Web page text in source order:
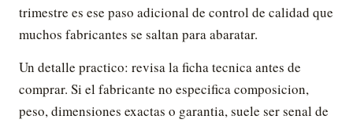
trimestre es ese paso adicional de control de calidad que
muchos fabricantes se saltan para abaratar.
Un detalle practico: revisa la ficha tecnica antes de
comprar. Si el fabricante no especifica composicion,
peso, dimensiones exactas o garantia, suele ser senal de